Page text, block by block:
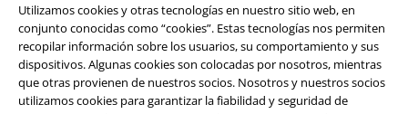
Utilizamos cookies y otras tecnologías en nuestro sitio web, en
conjunto conocidas como “cookies”. Estas tecnologías nos permiten
recopilar información sobre los usuarios, su comportamiento y sus
dispositivos. Algunas cookies son colocadas por nosotros, mientras
que otras provienen de nuestros socios. Nosotros y nuestros socios
utilizamos cookies para garantizar la fiabilidad y seguridad de